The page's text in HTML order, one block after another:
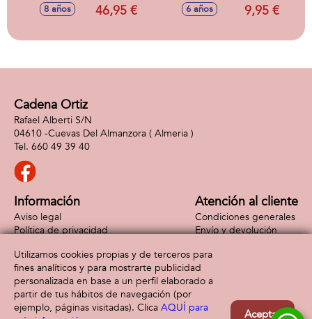
de 190
8 años 46,95 €
Lightning
6 años 9,95 €
Cadena Ortiz
Rafael Alberti S/N
04610 -Cuevas Del Almanzora ( Almeria )
660 49 39 40
Información
Aviso legal
Política de privacidad
Atención al cliente
Condiciones generales
Envío y devolución
Formas de pago
Utilizamos cookies propias y de terceros para
fines analíticos y para mostrarte publicidad
personalizada en base a un perfil elaborado a
partir de tus hábitos de navegación (por
ejemplo, páginas visitadas). Clica AQUÍ para
Aceptar